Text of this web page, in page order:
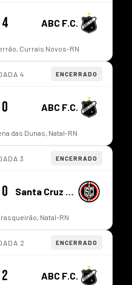
ABC F.C.
Currais Novos-RN
4 ENCERRADO
ABC F.C.
das Dunas, Natal-RN
3 ENCERRADO
Santa Cruz de Natal
Natal-RN
2 ENCERRADO
ABC F.C.